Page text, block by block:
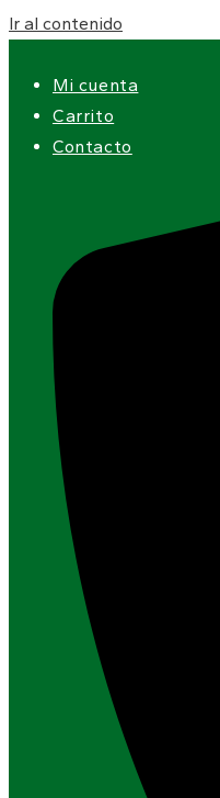
Ir al contenido
Mi cuenta
Carrito
Contacto